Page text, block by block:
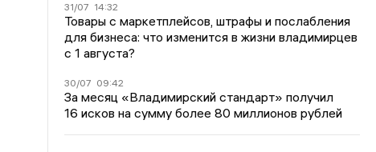
31/07 14:32
Товары с маркетплейсов, штрафы и послабления
для бизнеса: что изменится в жизни владимирцев
с 1 августа?
30/07 09:42
За месяц «Владимирский стандарт» получил
16 исков на сумму более 80 миллионов рублей